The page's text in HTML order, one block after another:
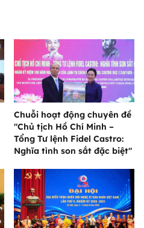
Chuỗi hoạt động chuyên đề
"Chủ tịch Hồ Chí Minh –
Tổng Tư lệnh Fidel Castro:
Nghĩa tình son sắt đặc biệt"